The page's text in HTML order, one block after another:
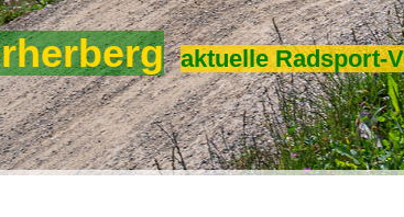
aktuelle Radsport-